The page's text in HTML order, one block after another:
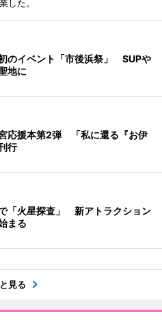
した。
のイベント「市後浜祭」 SUPや
地に
応援本第2弾 「私に還る『お伊
行
「火星探査」 新アトラクション
まる
見る